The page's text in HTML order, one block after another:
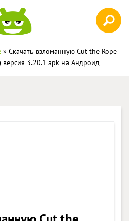
» Скачать взломанную Cut the Rope
версия 3.20.1 apk на Андроид